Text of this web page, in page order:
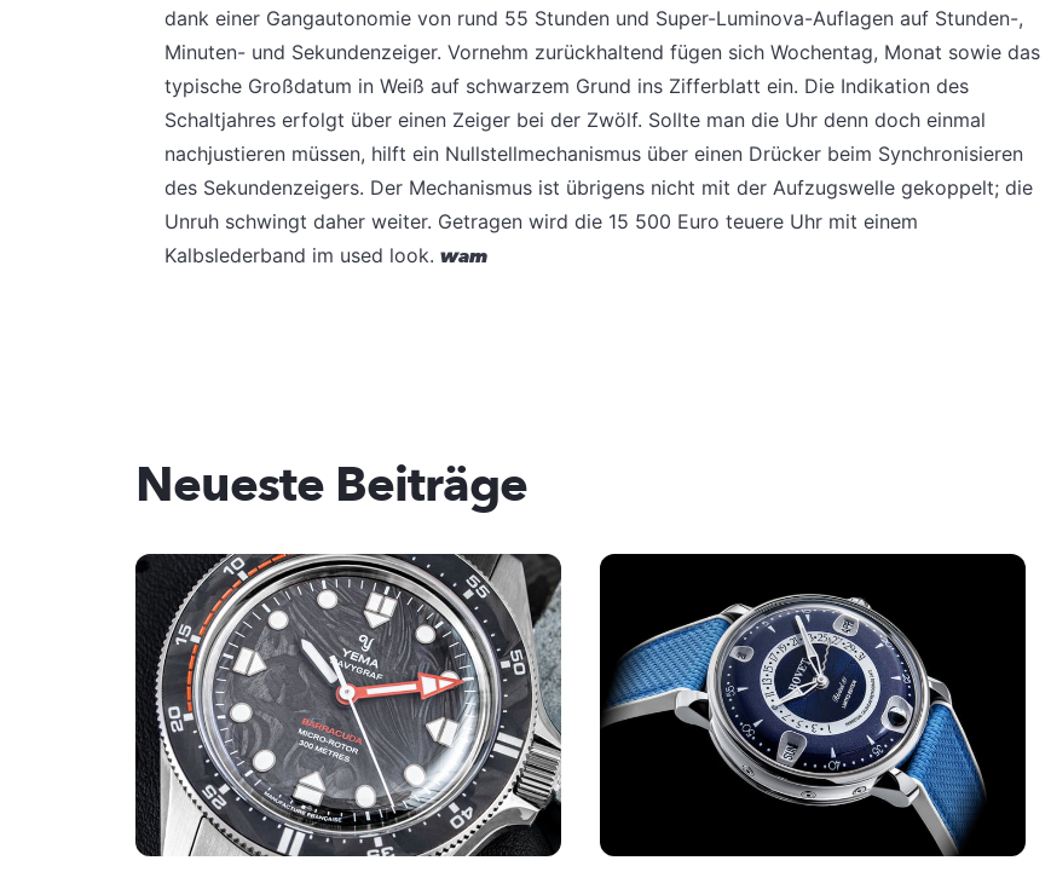
dank einer Gangautonomie von rund 55 Stunden und Super-Luminova-Auflagen auf Stunden-,
Minuten- und Sekundenzeiger. Vornehm zurückhaltend fügen sich Wochentag, Monat sowie das
typische Großdatum in Weiß auf schwarzem Grund ins Zifferblatt ein. Die Indikation des
Schaltjahres erfolgt über einen Zeiger bei der Zwölf. Sollte man die Uhr denn doch einmal
nachjustieren müssen, hilft ein Nullstellmechanismus über einen Drücker beim Synchronisieren
des Sekundenzeigers. Der Mechanismus ist übrigens nicht mit der Aufzugswelle gekoppelt; die
Unruh schwingt daher weiter. Getragen wird die 15 500 Euro teuere Uhr mit einem
Kalbslederband im used look. wam
Neueste Beiträge